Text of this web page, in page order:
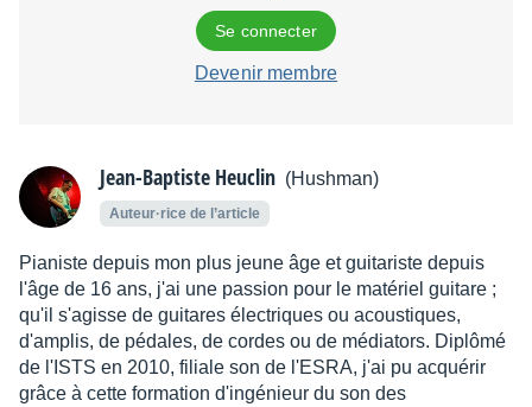
Se connecter
Devenir membre
Jean-Baptiste Heuclin (Hushman)
Auteur·rice de l’article
Pianiste depuis mon plus jeune âge et guitariste depuis
l'âge de 16 ans, j'ai une passion pour le matériel guitare ;
qu'il s'agisse de guitares électriques ou acoustiques,
d'amplis, de pédales, de cordes ou de médiators. Diplômé
de l'ISTS en 2010, filiale son de l'ESRA, j'ai pu acquérir
grâce à cette formation d'ingénieur du son des